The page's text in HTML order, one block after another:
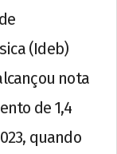
(Ideb)
nota
de 1,4
quando